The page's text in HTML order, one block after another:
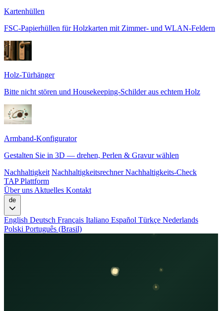
Kartenhüllen
FSC-Papierhüllen für Holzkarten mit Zimmer- und WLAN-Feldern
Holz-Türhänger
Bitte nicht stören und Housekeeping-Schilder aus echtem Holz
Armband-Konfigurator
Gestalten Sie in 3D — drehen, Perlen & Gravur wählen
Nachhaltigkeit NachhaltigkeitsrechnerNachhaltigkeits-Check
TAP Plattform
Über uns Aktuelles Kontakt
de
English Deutsch Français Italiano Español Türkçe Nederlands
Polski Português (Brasil)